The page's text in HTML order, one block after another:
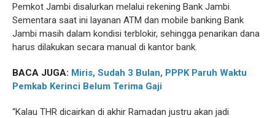
Pemkot Jambi disalurkan melalui rekening Bank Jambi.
Sementara saat ini layanan ATM dan mobile banking Bank
Jambi masih dalam kondisi terblokir, sehingga penarikan dana
harus dilakukan secara manual di kantor bank.
BACA JUGA: Miris, Sudah 3 Bulan, PPPK Paruh Waktu
Pemkab Kerinci Belum Terima Gaji
“Kalau THR dicairkan di akhir Ramadan justru akan jadi